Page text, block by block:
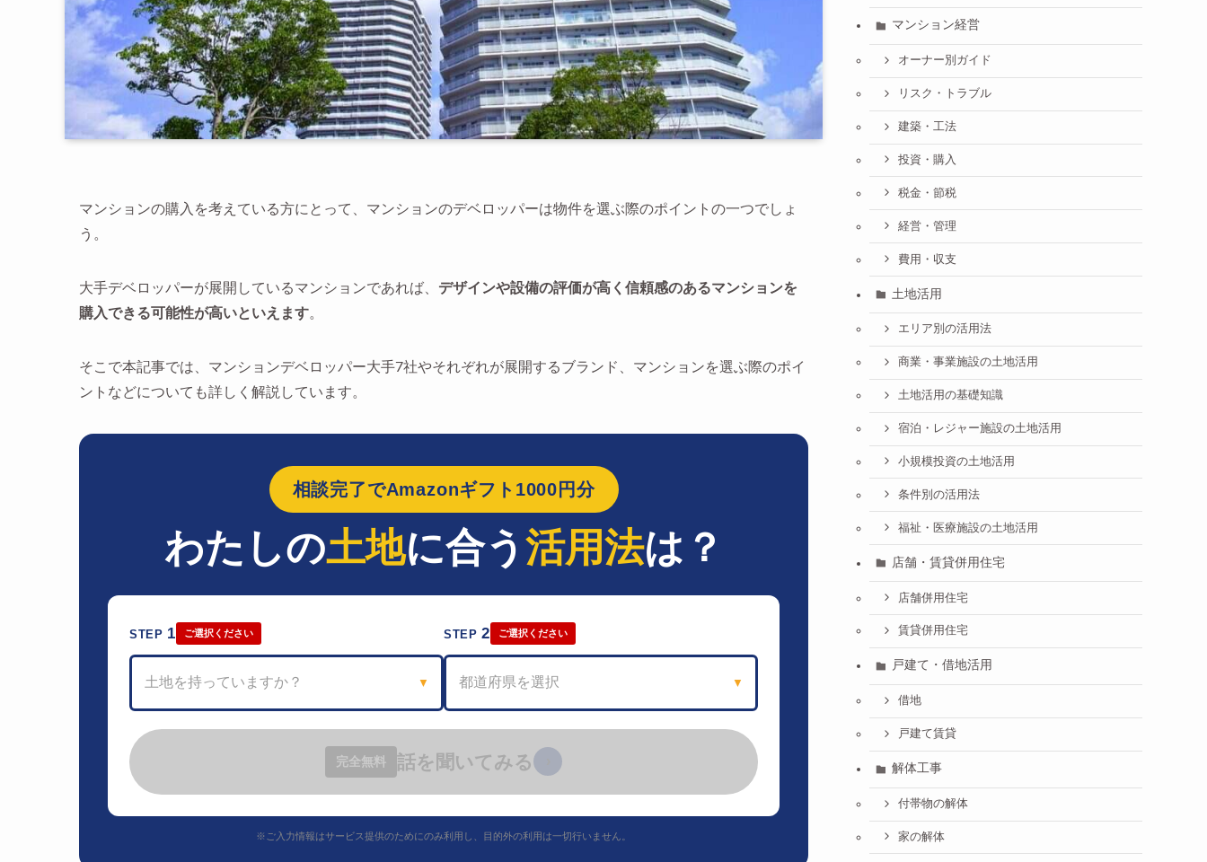
マンションの購入を考えている方にとって、マンションのデベロッパーは物件を選ぶ際のポイントの一つでしょ
う。
大手デベロッパーが展開しているマンションであれば、 デザインや設備の評価が高く信頼感のあるマンションを
購入できる可能性が高いといえます。
そこで本記事では、マンションデベロッパー大手7社やそれぞれが展開するブランド、マンションを選ぶ際のポイ
ントなどについても詳しく解説しています。
相談完了でAmazonギフト1000円分
わたしの土地に合う 活用法は？
STEP 1 ご選択ください
土地を持っていますか？ ▼
STEP2 ご選択ください
都道府県を選択 ▼
完全無料 話を聞いてみる
※ご入力情報はサービス提供のためにのみ利用し、目的外の利用は一切行いません。
マンション経営
オーナー別ガイド
リスク・トラブル
建築・工法
投資・購入
税金・節税
経営・管理
費用・収支
土地活用
エリア別の活用法
商業・事業施設の土地活用
土地活用の基礎知識
宿泊・レジャー施設の土地活用
小規模投資の土地活用
条件別の活用法
福祉・医療施設の土地活用
店舗・賃貸併用住宅
店舗併用住宅
賃貸併用住宅
戸建て・借地活用
借地
戸建て賃貸
解体工事
付帯物の解体
家の解体